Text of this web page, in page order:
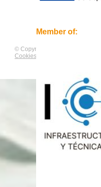
Member of:
© Copyright by
Cookies Policy